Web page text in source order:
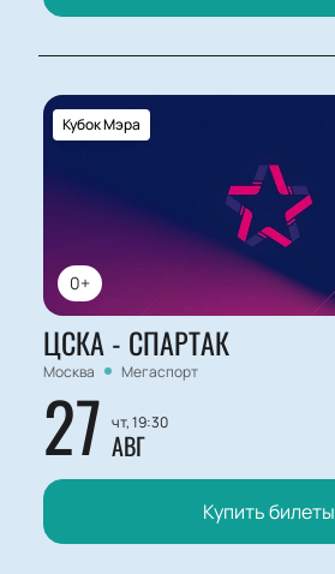
0+
Кубок Мэра
ЦСКА - СПАРТАК
Москва Мегаспорт
27 чт, 19:30
АВГ
Купить билеты